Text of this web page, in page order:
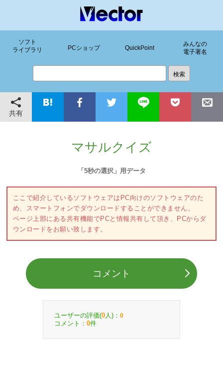
ソフト
ライブラリ
PCショップ QuickPoint
みんなの
電子署名
共有
マサルクイズ
「5秒の選択」用データ
ここで紹介しているソフトウェアはPC向けのソフトウェアのた
め、スマートフォンでダウンロードすることができません。
ページ上部にある共有機能でPCと情報共有して頂き、PCからダ
ウンロードをお願い致します。
コメント
ユーザーの評価(0 人)： 0
コメント： 0件